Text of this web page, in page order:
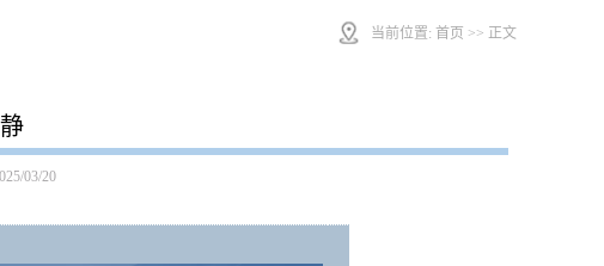
当前位置: 首页 >> 正文
03/20